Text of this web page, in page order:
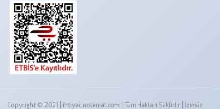
Copyright © 2021 | ihtiyacinolanial.com | Tüm Hakları Saklıdır | İzinsiz